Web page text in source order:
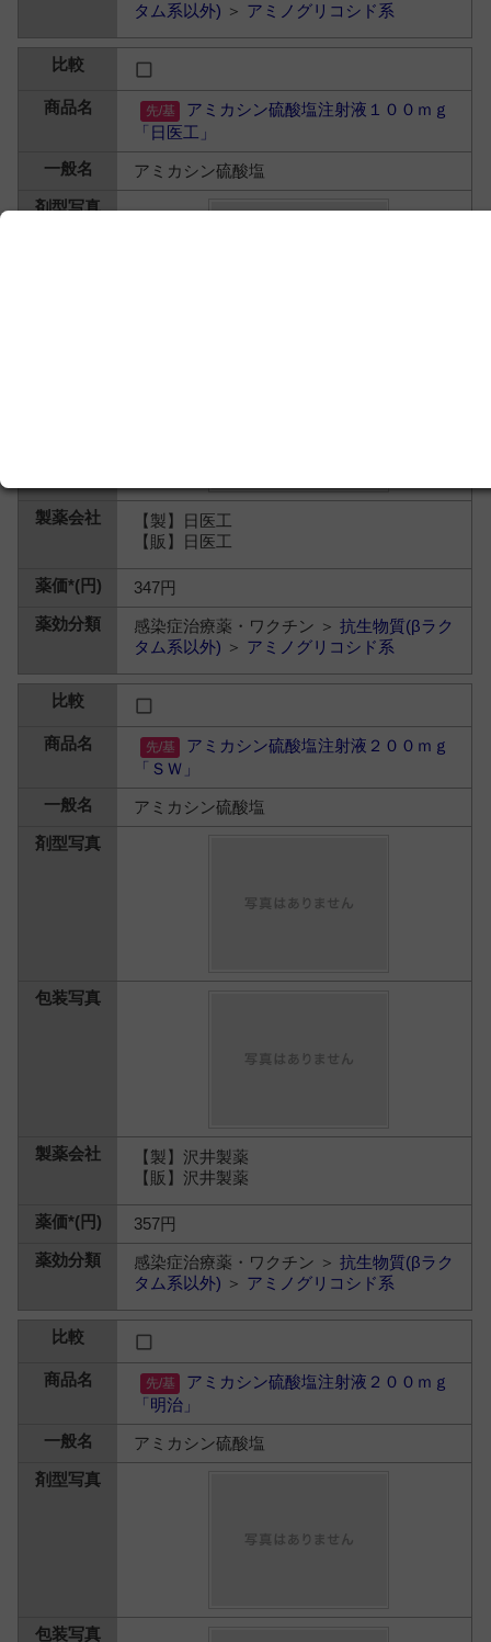
タム系以外) ＞ アミノグリコシド系
アミカシン硫酸塩注射液１００ｍｇ
「日医工」
アミカシン硫酸塩
【製】日医工
【販】日医工
347円
感染症治療薬・ワクチン ＞抗生物質(βラク
タム系以外) ＞ アミノグリコシド系
アミカシン硫酸塩注射液２００ｍｇ
「ＳＷ」
アミカシン硫酸塩
【製】沢井製薬
【販】沢井製薬
357円
感染症治療薬・ワクチン ＞抗生物質(βラク
タム系以外) ＞ アミノグリコシド系
アミカシン硫酸塩注射液２００ｍｇ
「明治」
アミカシン硫酸塩